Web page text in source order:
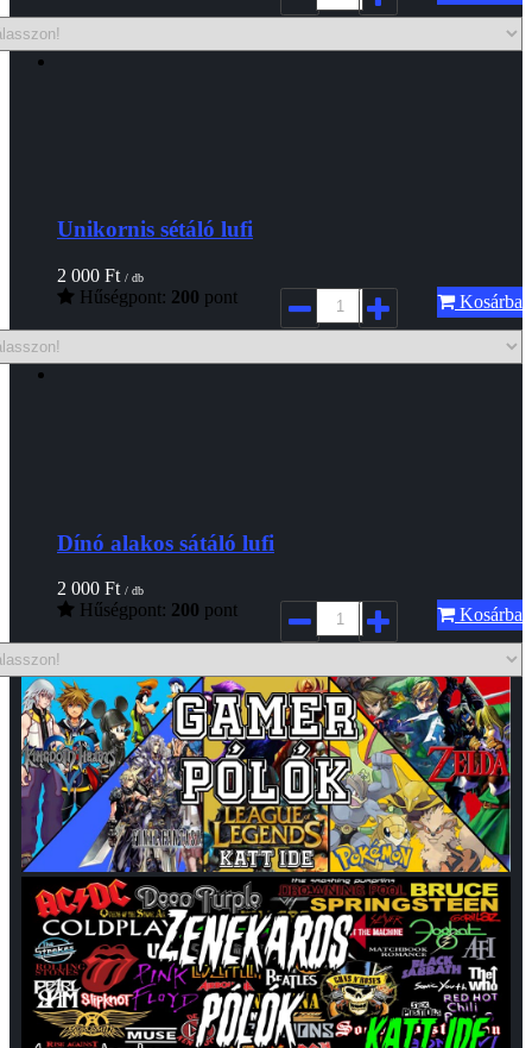
Unikornis sétáló lufi
2 000 Ft / db
Hűségpont: 200 pont Kosárba
Dínó alakos sátáló lufi
2 000 Ft / db
Hűségpont: 200 pont Kosárba